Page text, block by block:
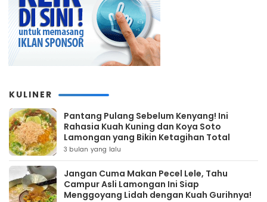
KULINER
Pantang Pulang Sebelum Kenyang! Ini
Rahasia Kuah Kuning dan Koya Soto
Lamongan yang Bikin Ketagihan Total
3 bulan yang lalu
Jangan Cuma Makan Pecel Lele, Tahu
Campur Asli Lamongan Ini Siap
Menggoyang Lidah dengan Kuah Gurihnya!